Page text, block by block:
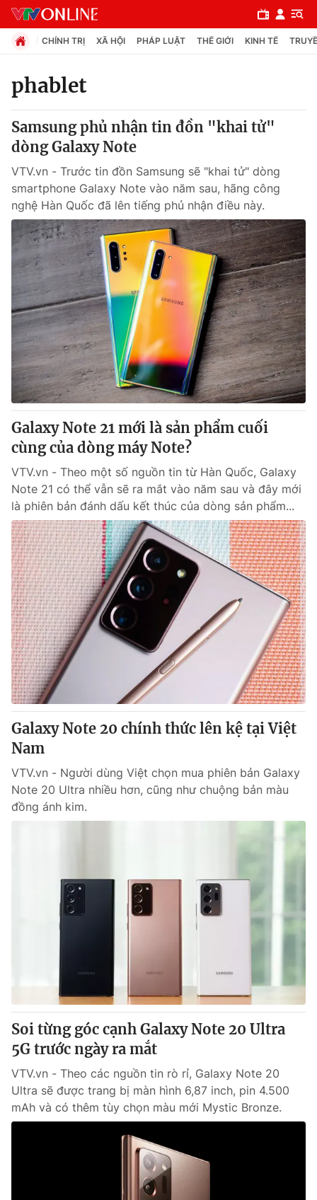
Chuyên mục
Chính trị
Xã hội
Pháp luật
Y tế
Thế giới
Tin tức
Thế giới đó đây
Câu chuyện quốc tế
Kinh tế
Tài chính
Thị trường
Góc doanh nghiệp
Dữ liệu và đời sống
Truyền hình
Phim VTV
Hậu trường
Nhân vật
Khán giả
Giải sao mai
Giải trí
Điện ảnh
Âm nhạc
Sao
Đời sống
Du lịch
Làm đẹp
Chất lượng cuộc sống
Giáo dục
Tuyển sinh
Học trực tuyến
Công nghệ
Hitech Công nghệ tương lai
Sản phẩm
Thị trường
Tư vấn
Giao lưu trực tuyến
Lịch phát sóng
Chuyên mục khác
Emagazine
Photo Infographic
VTV Money VTV Thể thao
VTV Sức khoẻ Bất động sản
Thị trường 24h
Vươn mình bằng AI
VTV9 VTV8
Liên hệ tòa soạn English
CHÍNH TRỊ XÃ HỘI PHÁP LUẬT THẾ GIỚI KINH TẾ
phablet
Samsung phủ nhận tin đồn "khai tử"
dòng Galaxy Note
VTV.vn - Trước tin đồn Samsung sẽ "khai tử" dòng
smartphone Galaxy Note vào năm sau, hãng công
nghệ Hàn Quốc đã lên tiếng phủ nhận điều này.
Galaxy Note 21 mới là sản phẩm cuối
cùng của dòng máy Note?
VTV.vn - Theo một số nguồn tin từ Hàn Quốc, Galaxy
Note 21 có thể vẫn sẽ ra mắt vào năm sau và đây mới
là phiên bản đánh dấu kết thúc của dòng sản phẩm...
Galaxy Note 20 chính thức lên kệ tại Việt
Nam
VTV.vn - Người dùng Việt chọn mua phiên bản Galaxy
Note 20 Ultra nhiều hơn, cũng như chuộng bản màu
đồng ánh kim.
Soi từng góc cạnh Galaxy Note 20 Ultra
5G trước ngày ra mắt
VTV.vn - Theo các nguồn tin rò rỉ, Galaxy Note 20
Ultra sẽ được trang bị màn hình 6,87 inch, pin 4.500
mAh và có thêm tùy chọn màu mới Mystic Bronze.